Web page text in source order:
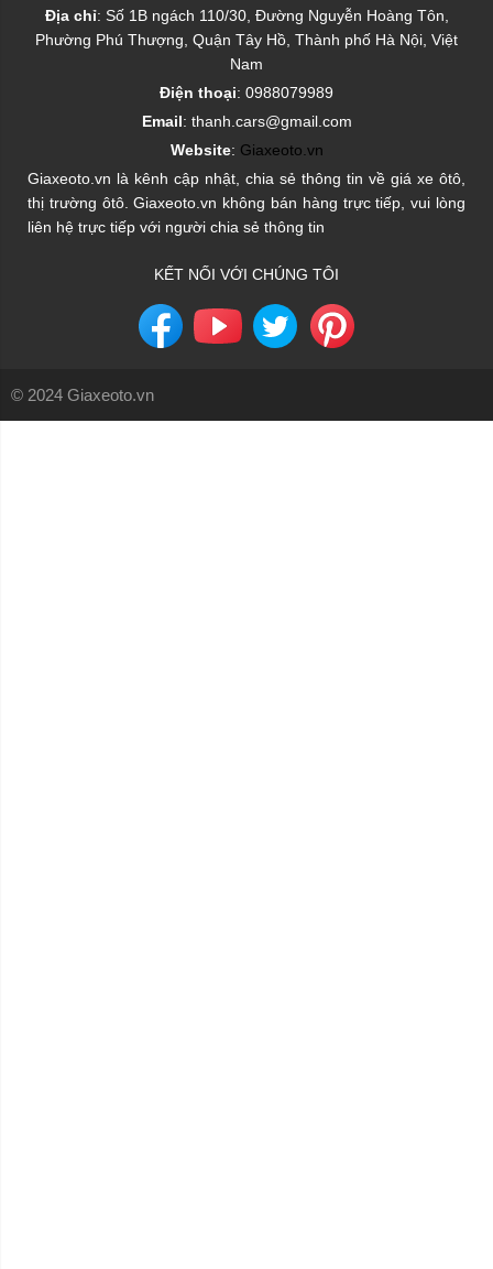
Địa chỉ: Số 1B ngách 110/30, Đường Nguyễn Hoàng Tôn,
Phường Phú Thượng, Quận Tây Hồ, Thành phố Hà Nội, Việt
Nam
Điện thoại: 0988079989
Email: thanh.cars@gmail.com
Website: Giaxeoto.vn
Giaxeoto.vn là kênh cập nhật, chia sẻ thông tin về giá xe ôtô,
thị trường ôtô. Giaxeoto.vn không bán hàng trực tiếp, vui lòng
liên hệ trực tiếp với người chia sẻ thông tin
KẾT NỐI VỚI CHÚNG TÔI
© 2024 Giaxeoto.vn